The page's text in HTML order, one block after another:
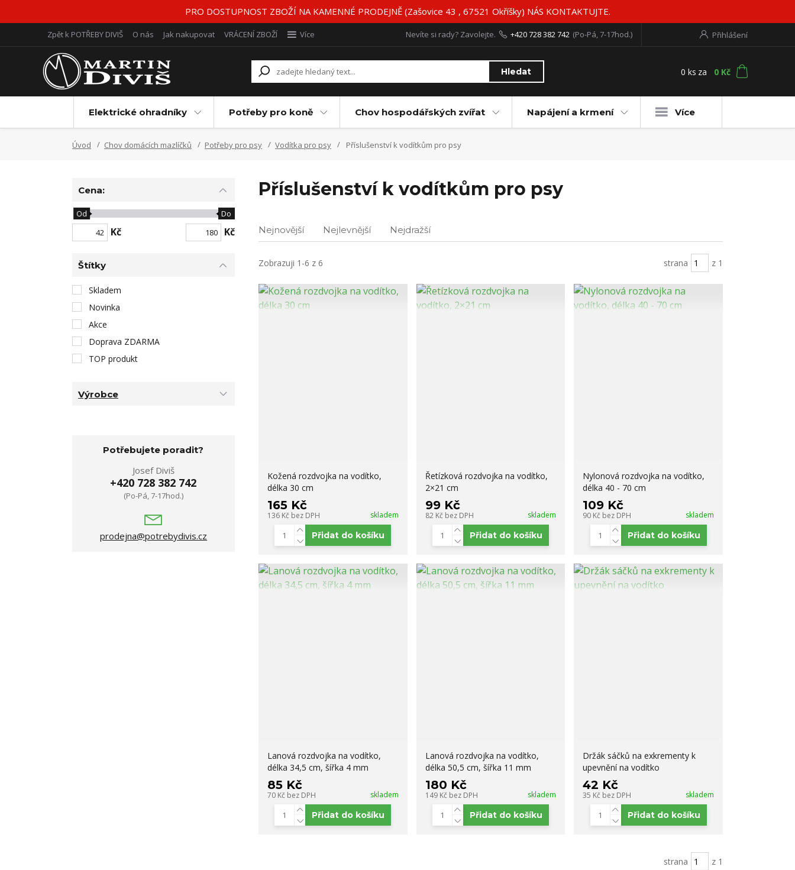
PRO DOSTUPNOST ZBOŽÍ NA KAMENNÉ PRODEJNĚ (Zašovice 43 , 67521 Okříšky) NÁS KONTAKTUJTE.
Zpět k POTŘEBY DIVIŠ O nás Jak nakupovat VRÁCENÍ ZBOŽÍ Více Přihlášení
Hledat
Nevíte si rady? Zavolejte. +420 728 382 742 (Po-Pá, 7-17hod.)
0 ks za 0 Kč
Elektrické ohradníky Potřeby pro koně Chov hospodářských zvířat Napájení a krmení Více
Úvod Chov domácích mazlíčků Potřeby pro psy Vodítka pro psy Příslušenství k vodítkům pro psy
Příslušenství k vodítkům pro psy
Nejnovější Nejlevnější Nejdražší
Zobrazuji 1-6 z 6 strana z 1
Kožená rozdvojka na vodítko,
délka 30 cm
165 Kč
136 Kč bez DPH skladem
Přidat do košíku
Řetízková rozdvojka na vodítko,
2×21 cm
99 Kč
82 Kč bez DPH skladem
Přidat do košíku
Nylonová rozdvojka na vodítko,
délka 40 - 70 cm
109 Kč
90 Kč bez DPH skladem
Přidat do košíku
Lanová rozdvojka na vodítko,
délka 34,5 cm, šířka 4 mm
85 Kč
70 Kč bez DPH skladem
Přidat do košíku
Lanová rozdvojka na vodítko,
délka 50,5 cm, šířka 11 mm
180 Kč
149 Kč bez DPH skladem
Přidat do košíku
Držák sáčků na exkrementy k
upevnění na vodítko
42 Kč
35 Kč bez DPH skladem
Přidat do košíku
strana z 1
Cena:
Kč
Od Do
Kč
Štítky
Skladem
Novinka
Akce
Doprava ZDARMA
TOP produkt
Výrobce
Potřebujete poradit?
Josef Diviš
+420 728 382 742
(Po-Pá, 7-17hod.)
prodejna@potrebydivis.cz